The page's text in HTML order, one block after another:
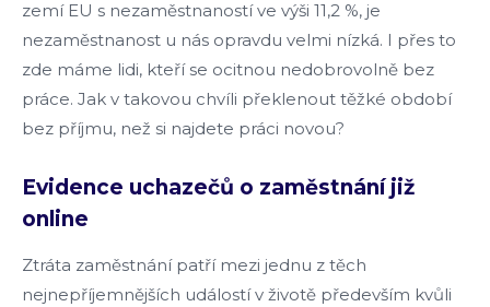
zemí EU s nezaměstnaností ve výši 11,2 %, je
nezaměstnanost u nás opravdu velmi nízká. I přes to
zde máme lidi, kteří se ocitnou nedobrovolně bez
práce. Jak v takovou chvíli překlenout těžké období
bez příjmu, než si najdete práci novou?
Evidence uchazečů o zaměstnání již
online
Ztráta zaměstnání patří mezi jednu z těch
nejnepříjemnějších událostí v životě především kvůli